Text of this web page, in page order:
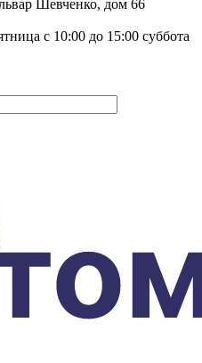
Шевченко, дом 66
с 10:00 до 15:00 суббота